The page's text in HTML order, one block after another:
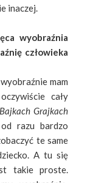
inaczej.
wyobraźnia
człowieka
mam
cały
Bajkach Grajkach
razu bardzo
te same
A tu się
takie proste.